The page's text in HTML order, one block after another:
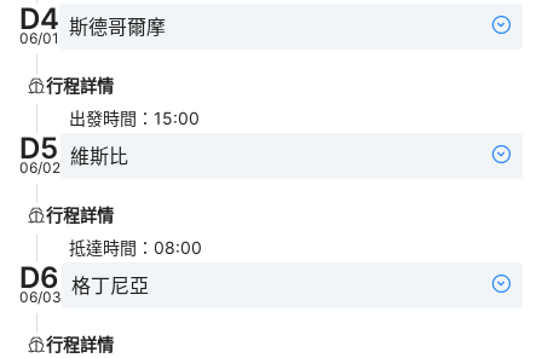
D4
06/01 斯德哥爾摩
行程詳情
出發時間 ： 15:00
D5
06/02 維斯比
行程詳情
抵達時間 ： 08:00
D6
06/03 格丁尼亞
行程詳情